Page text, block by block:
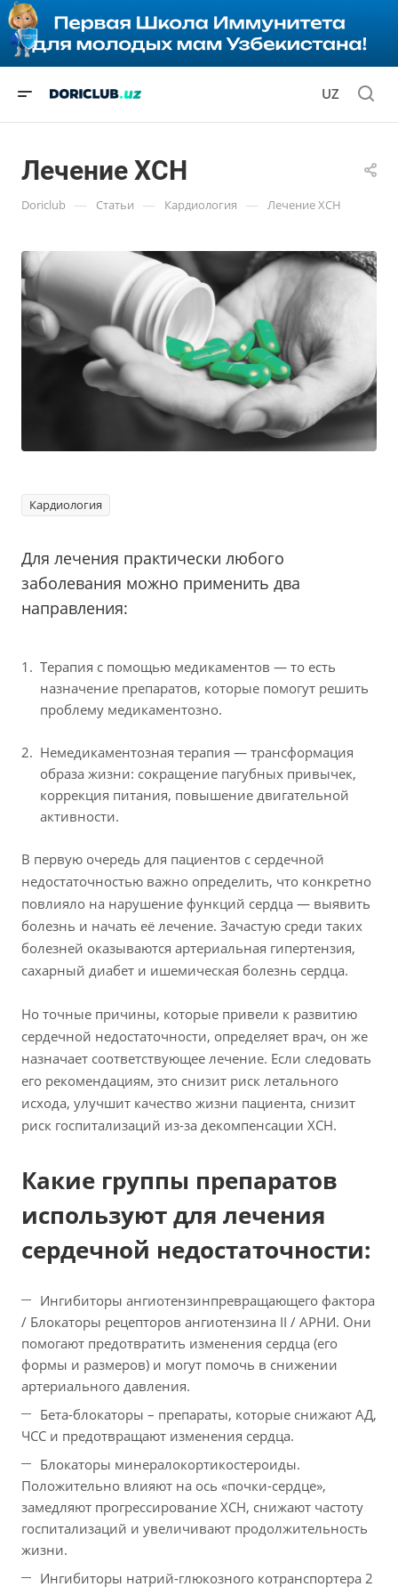
UZ
Лечение ХСН
Doriclub — Статьи — Кардиология — Лечение ХСН
Кардиология
Для лечения практически любого
заболевания можно применить два
направления:
Терапия с помощью медикаментов — то есть
назначение препаратов, которые помогут решить
проблему медикаментозно.
Немедикаментозная терапия — трансформация
образа жизни: сокращение пагубных привычек,
коррекция питания, повышение двигательной
активности.
В первую очередь для пациентов с сердечной
недостаточностью важно определить, что конкретно
повлияло на нарушение функций сердца — выявить
болезнь и начать её лечение. Зачастую среди таких
болезней оказываются артериальная гипертензия,
сахарный диабет и ишемическая болезнь сердца.
Но точные причины, которые привели к развитию
сердечной недостаточности, определяет врач, он же
назначает соответствующее лечение. Если следовать
его рекомендациям, это снизит риск летального
исхода, улучшит качество жизни пациента, снизит
риск госпитализаций из-за декомпенсации ХСН.
Какие группы препаратов
используют для лечения
сердечной недостаточности:
Ингибиторы ангиотензинпревращающего фактора
/ Блокаторы рецепторов ангиотензина II / АРНИ. Они
помогают предотвратить изменения сердца (его
формы и размеров) и могут помочь в снижении
артериального давления.
Бета-блокаторы – препараты, которые снижают АД,
ЧСС и предотвращают изменения сердца.
Блокаторы минералокортикостероиды.
Положительно влияют на ось «почки-сердце»,
замедляют прогрессирование ХСН, снижают частоту
госпитализаций и увеличивают продолжительность
жизни.
Ингибиторы натрий-глюкозного котранспортера 2